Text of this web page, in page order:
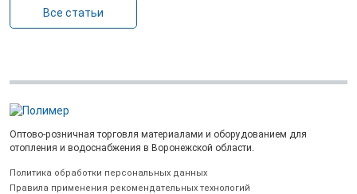
Все статьи
Оптово-розничная торговля материалами и оборудованием для
отопления и водоснабжения в Воронежской области.
Политика обработки персональных данных
Правила применения рекомендательных технологий